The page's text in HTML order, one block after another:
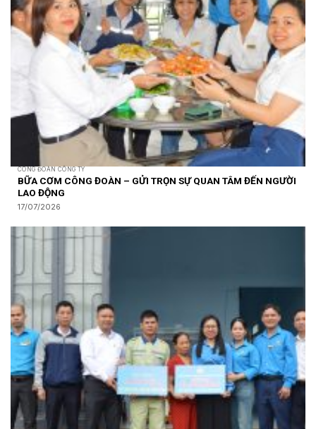
CÔNG ĐOÀN CÔNG TY
BỮA CƠM CÔNG ĐOÀN – GỬI TRỌN SỰ QUAN TÂM ĐẾN NGƯỜI
LAO ĐỘNG
17/07/2026